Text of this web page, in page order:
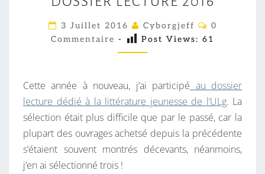
O
U
S
D
E
C
O
3 Juillet 2016 Cyborgjeff
C
M
A
I
R
E
0
Commentaire - Post Views: 61
Cette année à nouveau, j’ai participé au dossier
lecture dédié à la littérature jeunesse de l’ULg. La
sélection était plus difficile que par le passé, car la
plupart des ouvrages achetsé depuis la précédente
s’étaient souvent montrés décevants, néanmoins,
j’en ai sélectionné trois !